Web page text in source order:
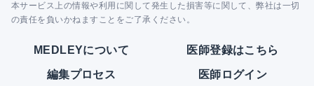
本サービス上の情報や利用に関して発生した損害等に関して、弊社は一切
の責任を負いかねますことをご了承ください。
MEDLEYについて 医師登録はこちら
編集プロセス 医師ログイン